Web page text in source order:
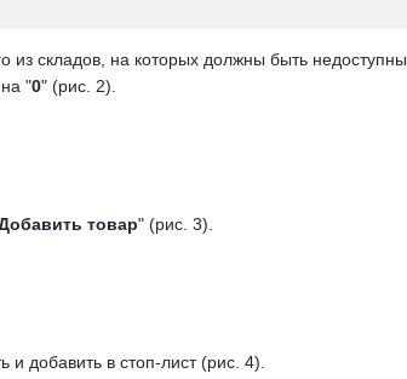
из складов, на которых должны быть
"0" (рис. 2).
товар" (рис. 3).
добавить в стоп-лист (рис. 4).